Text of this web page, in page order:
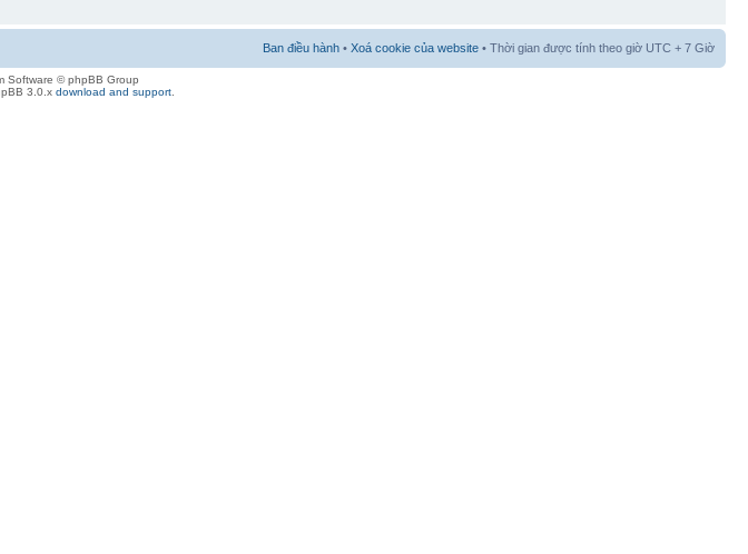
Ban điều hành • Xoá cookie của website • Thời gian được tính theo giờ UTC + 7 Giờ
Software © phpBB Group
3.0.x download and support.